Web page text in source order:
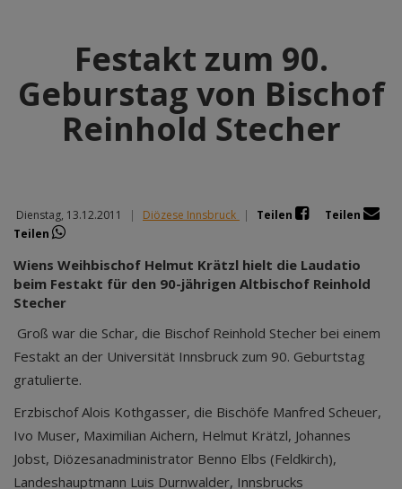
Festakt zum 90.
Geburstag von Bischof
Reinhold Stecher
Dienstag, 13.12.2011 | Diözese Innsbruck | Teilen
Teilen
Teilen
Wiens Weihbischof Helmut Krätzl hielt die Laudatio
beim Festakt für den 90-jährigen Altbischof Reinhold
Stecher
Groß war die Schar, die Bischof Reinhold Stecher bei einem
Festakt an der Universität Innsbruck zum 90. Geburtstag
gratulierte.
Erzbischof Alois Kothgasser, die Bischöfe Manfred Scheuer,
Ivo Muser, Maximilian Aichern, Helmut Krätzl, Johannes
Jobst, Diözesanadministrator Benno Elbs (Feldkirch),
Landeshauptmann Luis Durnwalder, Innsbrucks